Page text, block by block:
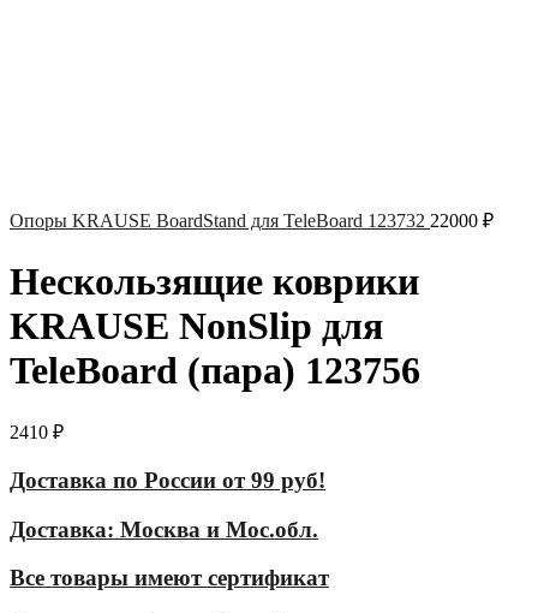
Опоры KRAUSE BoardStand для TeleBoard 123732 22000 ₽
Нескользящие коврики
KRAUSE NonSlip для
TeleBoard (пара) 123756
2410 ₽
Доставка по России от 99 руб!
Доставка: Москва и Мос.обл.
Все товары имеют сертификат